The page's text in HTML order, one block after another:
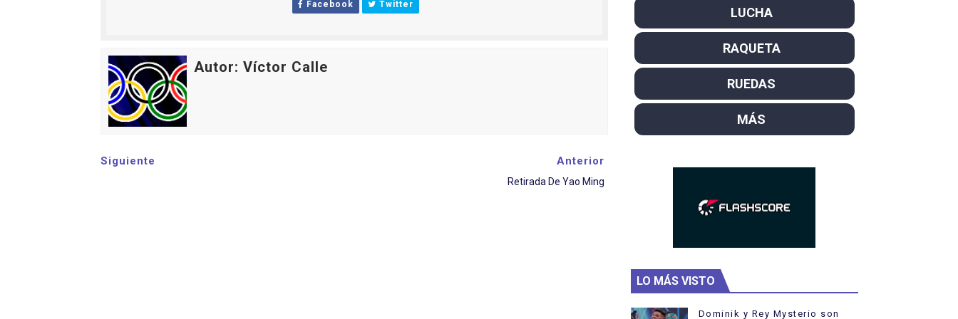
Athletes Unlimited Softball League 2026 - Las Utah Talons son bicampeonas de la AUSL
Mundial de piragüismo slalom 2026 (Oklahoma City, Estados Unidos) - Miquel Travé campeón del mundo. Bronces para David Llorente y Miren
Tour de Francia masculino 2026 - Tadej Pogacar entra en el selecto grupo de los pentacampeones, los más laureados
Mundial de Fórmula 1 2026 - Lando Norris consigue en Hungría su primera victoria del año como campeón
Facebook Twitter
Autor: Víctor Calle
Siguiente Anterior
Retirada De Yao Ming
LUCHA
RAQUETA
RUEDAS
MÁS
LO MÁS VISTO
Dominik y Rey Mysterio son